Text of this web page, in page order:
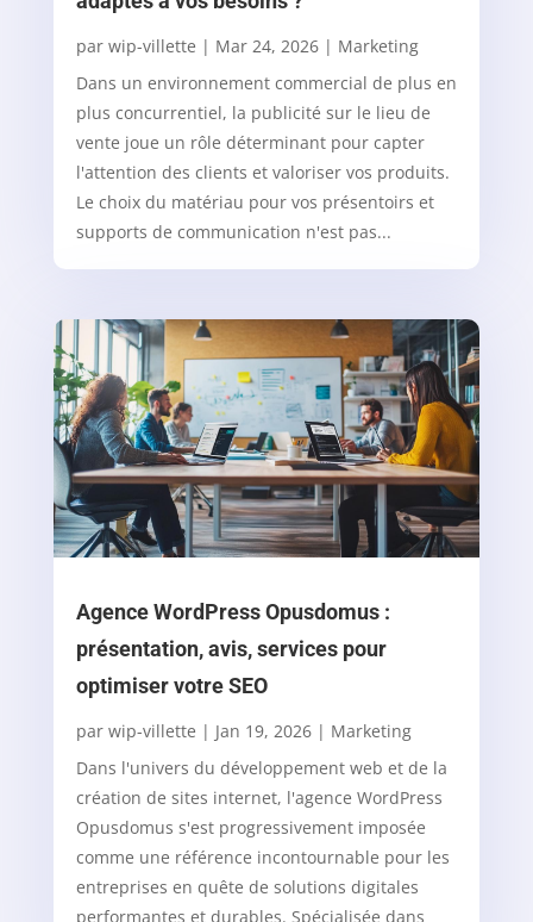
par wip-villette | Mar 24, 2026| Marketing
Dans un environnement commercial de plus en
plus concurrentiel, la publicité sur le lieu de
vente joue un rôle déterminant pour capter
l'attention des clients et valoriser vos produits.
Le choix du matériau pour vos présentoirs et
supports de communication n'est pas...
Agence WordPress Opusdomus :
présentation, avis, services pour
optimiser votre SEO
par wip-villette | Jan 19, 2026| Marketing
Dans l'univers du développement web et de la
création de sites internet, l'agence WordPress
Opusdomus s'est progressivement imposée
comme une référence incontournable pour les
entreprises en quête de solutions digitales
performantes et durables. Spécialisée dans